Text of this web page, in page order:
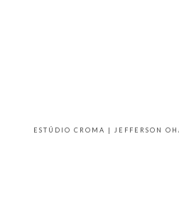
ESTÚDIO CROMA | JEFFERSON